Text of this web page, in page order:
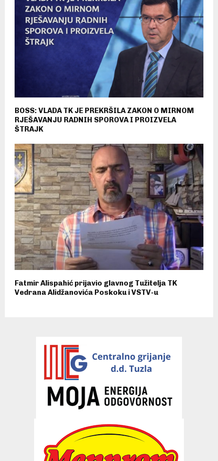
BOSS: VLADA TK JE PREKRŠILA ZAKON O MIRNOM
RJEŠAVANJU RADNIH SPOROVA I PROIZVELA
ŠTRAJK
Fatmir Alispahić prijavio glavnog Tužitelja TK
Vedrana Alidžanovića Poskoku i VSTV-u